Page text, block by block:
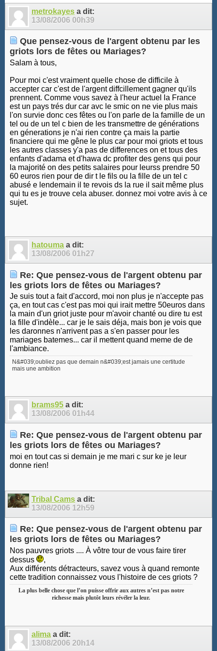
metrokayes a dit:
13/08/2006 00h39
Que pensez-vous de l'argent obtenu par les
griots lors de fêtes ou Mariages?
Salam à tous,
Pour moi c'est vraiment quelle chose de difficile à
accepter car c'est de l'argent diffcillement gagner qu'ils
prennent. Comme vous savez à l'heur actuel la France
est un pays trés dur car avc le smic on ne vie plus mais
l'on survie donc ces fêtes ou l'on parle de la famille de un
tel ou de un tel c bien de les transmettre de générations
en génerations je n'ai rien contre ça mais la partie
financiere qui me gêne le plus car pour moi griots et tous
les autres classes y'a pas de differences on et tous des
enfants d'adama et d'hawa dc profiter des gens qui pour
la majorité on des petits salaires pour leurss prendre 50
60 euros rien pour de dir t le fils ou la fille de un tel c
abusé e lendemain il te revois ds la rue il sait même plus
qui tu es je trouve cela abuser. donnez moi votre avis à ce
sujet.
hatouma a dit:
13/08/2006 01h27
Re: Que pensez-vous de l'argent obtenu par
les griots lors de fêtes ou Mariages?
Je suis tout a fait d'accord, moi non plus je n'accepte pas
ça, en tout cas c'est pas moi qui irait mettre 50euros dans
la main d'un griot juste pour m'avoir chanté ou dire tu est
la fille d'indèle... car je le sais déja, mais bon je vois que
les daronnes n'arrivent pas a s'en passer pour les
mariages batemes... car il mettent quand meme de de
l'ambiance.
N&#039;oubliez pas que demain n&#039;est jamais une certitude
mais une ambition
brams95 a dit:
13/08/2006 01h44
Re: Que pensez-vous de l'argent obtenu par
les griots lors de fêtes ou Mariages?
moi en tout cas si demain je me mari c sur ke je leur
donne rien!
Tribal Cams a dit:
13/08/2006 12h59
Re: Que pensez-vous de l'argent obtenu par
les griots lors de fêtes ou Mariages?
Nos pauvres griots .... À vôtre tour de vous faire tirer
dessus
,
Aux différents détracteurs, savez vous à quand remonte
cette tradition connaissez vous l'histoire de ces griots ?
La plus belle chose que l’on puisse offrir aux autres n’est pas notre
richesse mais plutôt leurs révéler la leur.
alima a dit:
13/08/2006 20h14